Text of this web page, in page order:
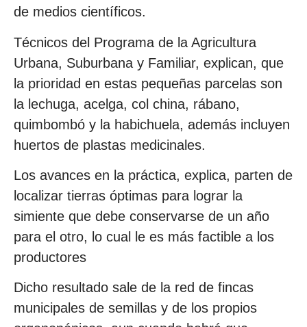
de medios científicos.
Técnicos del Programa de la Agricultura
Urbana, Suburbana y Familiar, explican, que
la prioridad en estas pequeñas parcelas son
la lechuga, acelga, col china, rábano,
quimbombó y la habichuela, además incluyen
huertos de plastas medicinales.
Los avances en la práctica, explica, parten de
localizar tierras óptimas para lograr la
simiente que debe conservarse de un año
para el otro, lo cual le es más factible a los
productores
Dicho resultado sale de la red de fincas
municipales de semillas y de los propios